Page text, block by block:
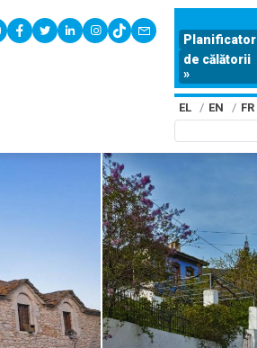
youtubefacebook
twitterlinkedininstagram
tiktokcontact
Planificator
de călătorii
»
EL EN FR